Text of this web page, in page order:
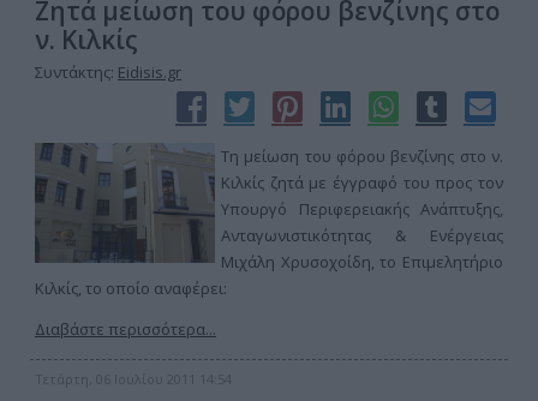
Ζητά μείωση του φόρου βενζίνης στο
ν. Κιλκίς
Συντάκτης: Eidisis.gr
Τη μείωση του φόρου βενζίνης στο ν.
Κιλκίς ζητά με έγγραφό του προς τον
Υπουργό Περιφερειακής Ανάπτυξης,
Ανταγωνιστικότητας & Ενέργειας
Μιχάλη Χρυσοχοίδη, το Επιμελητήριο
Κιλκίς, το οποίο αναφέρει:
Διαβάστε περισσότερα...
Τετάρτη, 06 Ιουλίου 2011 14:54